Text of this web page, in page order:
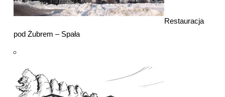
Restauracja
pod Żubrem – Spała